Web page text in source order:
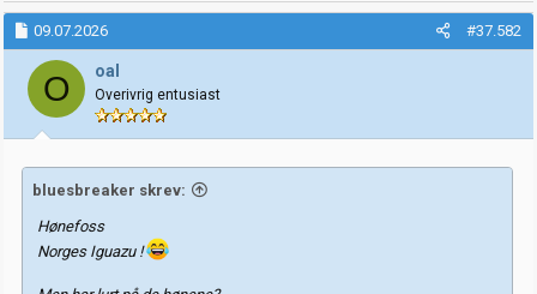
a
k
s
j
o
n
e
r
09.07.2026 #37.582
O oal
Overivrig entusiast
bluesbreaker skrev:
Hønefoss
Norges Iguazu !